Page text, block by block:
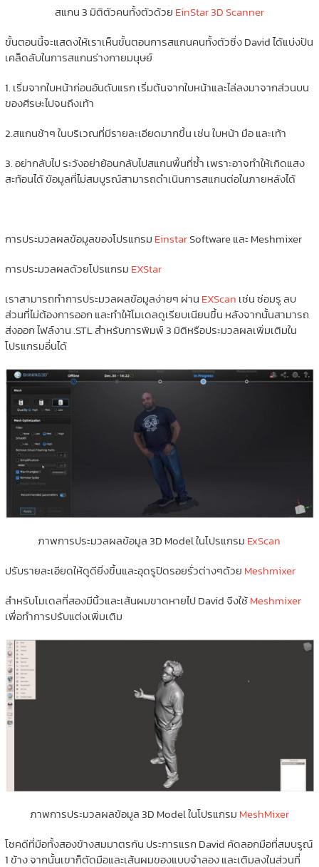
สแกน 3 มิติตัวคนทั้งตัวด้วย EinStar 3D Scanner
ขั้นตอนนี้จะแสดงให้เราเห็นขั้นตอนการสแกนคนทั้งตัวซึ่ง David ได้แบ่งปัน
เคล็ดลับในการสแกนร่างกายมนุษย์
1. เริ่มจากใบหน้าก่อนอันดับแรก เริ่มต้นจากใบหน้าและไล่ลงมาจากส่วนบน
ของศีรษะไปจนถึงเท้า
2.สแกนช้าๆ ในบริเวณที่มีรายละเอียดมากขึ้น เช่น ใบหน้า มือ และเท้า
3. อย่ากลับไป ระวังอย่าย้อนกลับไปสแกนพื้นที่ซ้ำ เพราะอาจทำให้เกิดแสง
สะท้อนได้ ข้อมูลที่ไม่สมบูรณ์สามารถดำเนินการสแกนต่อในภายหลังได้
การประมวลผลข้อมูลของโปรแกรม EinstarSoftware และ Meshmixer
การประมวลผลด้วยโปรแกรม EXStar
เราสามารถทำการประมวลผลข้อมูลง่ายๆ ผ่าน EXScan เช่น ซ่อมรู ลบ
ส่วนที่ไม่ต้องการออก และทำให้โมเดลดูเรียบเนียนขึ้น หลังจากนั้นสามารถ
ส่งออก ไฟล์งาน .STL สำหรับการพิมพ์ 3 มิติหรือประมวลผลเพิ่มเติมใน
โปรแกรมอื่นได้
ภาพการประมวลผลข้อมูล 3D Model ในโปรแกรม ExScan
ปรับรายละเอียดให้ดูดียิ่งขึ้นและอุดรูปิดรอยรั่วต่างๆด้วย Meshmixer
สำหรับโมเดลที่สองมีนิ้วและเส้นผมขาดหายไป David จึงใช้Meshmixer
เพื่อทำการปรับแต่งเพิ่มเติม
ภาพการประมวลผลข้อมูล 3D Model ในโปรแกรม MeshMixer
โชคดีที่มือทั้งสองข้างสมมาตรกัน ประการแรก David คัดลอกมือที่สมบรูณ์
1 ข้าง จากนั้นเขาก็ตัดมือและเส้นผมของแบบจำลอง และเติมลงในส่วนที่